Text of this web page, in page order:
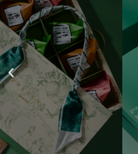
雪藏．綠豆
銅鑼燒
一份全球首創的甜，帶
去看一下